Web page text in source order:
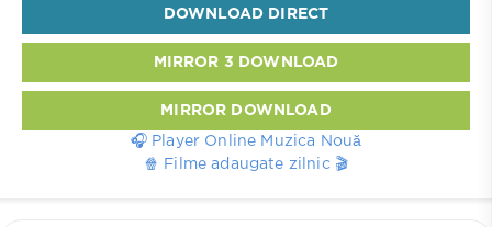
DOWNLOAD DIRECT
MIRROR 3 DOWNLOAD
MIRROR DOWNLOAD
🎧 Player Online Muzica Nouă
🍿 Filme adaugate zilnic 🎬